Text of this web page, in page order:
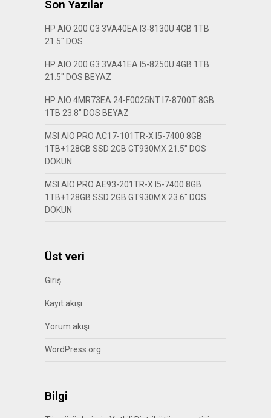
Son Yazılar
HP AIO 200 G3 3VA40EA I3-8130U 4GB 1TB
21.5″ DOS
HP AIO 200 G3 3VA41EA I5-8250U 4GB 1TB
21.5″ DOS BEYAZ
HP AIO 4MR73EA 24-F0025NT I7-8700T 8GB
1TB 23.8″ DOS BEYAZ
MSI AIO PRO AC17-101TR-X I5-7400 8GB
1TB+128GB SSD 2GB GT930MX 21.5″ DOS
DOKUN
MSI AIO PRO AE93-201TR-X I5-7400 8GB
1TB+128GB SSD 2GB GT930MX 23.6″ DOS
DOKUN
Üst veri
Giriş
Kayıt akışı
Yorum akışı
WordPress.org
Bilgi